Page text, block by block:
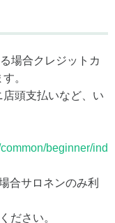
場合クレジットカ
。
頭支払いなど、い
beginner/ind
合サロネンのみ利
ださい。